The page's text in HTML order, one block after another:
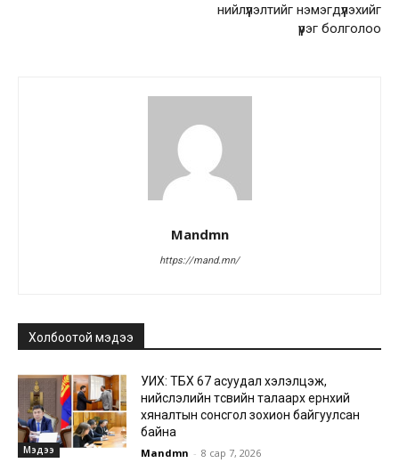
нийлүүлэлтийг нэмэгдүүлэхийг
үүрэг болголоо
Mandmn
https://mand.mn/
Холбоотой мэдээ
Мэдээ
УИХ: ТБХ 67 асуудал хэлэлцэж,
нийслэлийн төсвийн талаарх ерөнхий
хяналтын сонсгол зохион байгуулсан
байна
Mandmn - 8 сар 7, 2026